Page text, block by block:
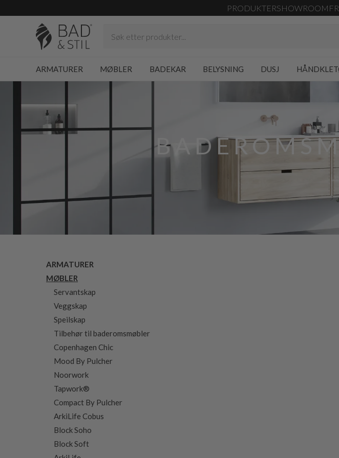
PRODUKTERSHOWROOM
ARMATURER MØBLER BADEKAR BELYSNING DUSJ
ARMATURER
MØBLER
Servantskap
Veggskap
Speilskap
Tilbehør til baderomsmøbler
Copenhagen Chic
Mood By Pulcher
Noorwork
Tapwork®
Compact By Pulcher
ArkiLife Cobus
Block Soho
Block Soft